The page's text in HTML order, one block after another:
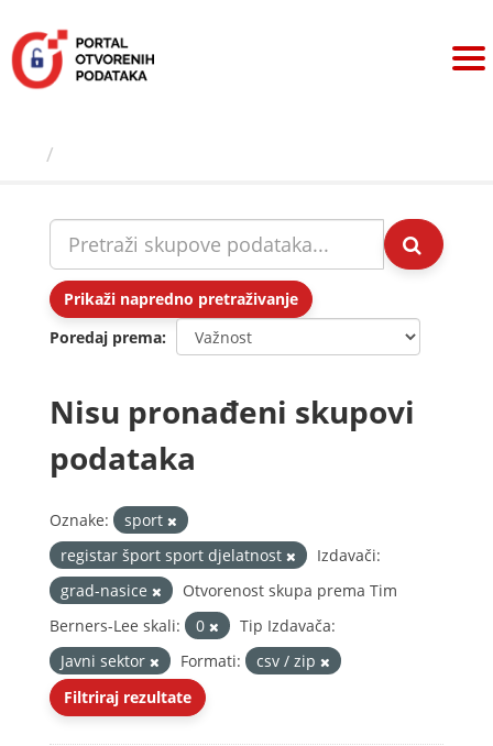
sadržaj
Prikaži napredno pretraživanje
Poredaj prema
Nisu pronađeni skupovi
podataka
Oznake:
sport
registar šport sport djelatnost
Izdavači:
grad-nasice
Otvorenost skupa prema Tim
Berners-Lee skali:
0
Tip Izdavača:
Javni sektor
Formati:
csv / zip
Filtriraj rezultate